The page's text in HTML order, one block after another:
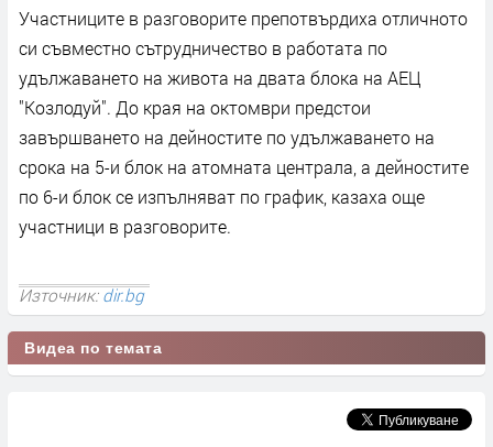
Участниците в разговорите препотвърдиха отличното
си съвместно сътрудничество в работата по
удължаването на живота на двата блока на АЕЦ
"Козлодуй". До края на октомври предстои
завършването на дейностите по удължаването на
срока на 5-и блок на атомната централа, а дейностите
по 6-и блок се изпълняват по график, казаха още
участници в разговорите.
Източник:dir.bg
Видеа по темата